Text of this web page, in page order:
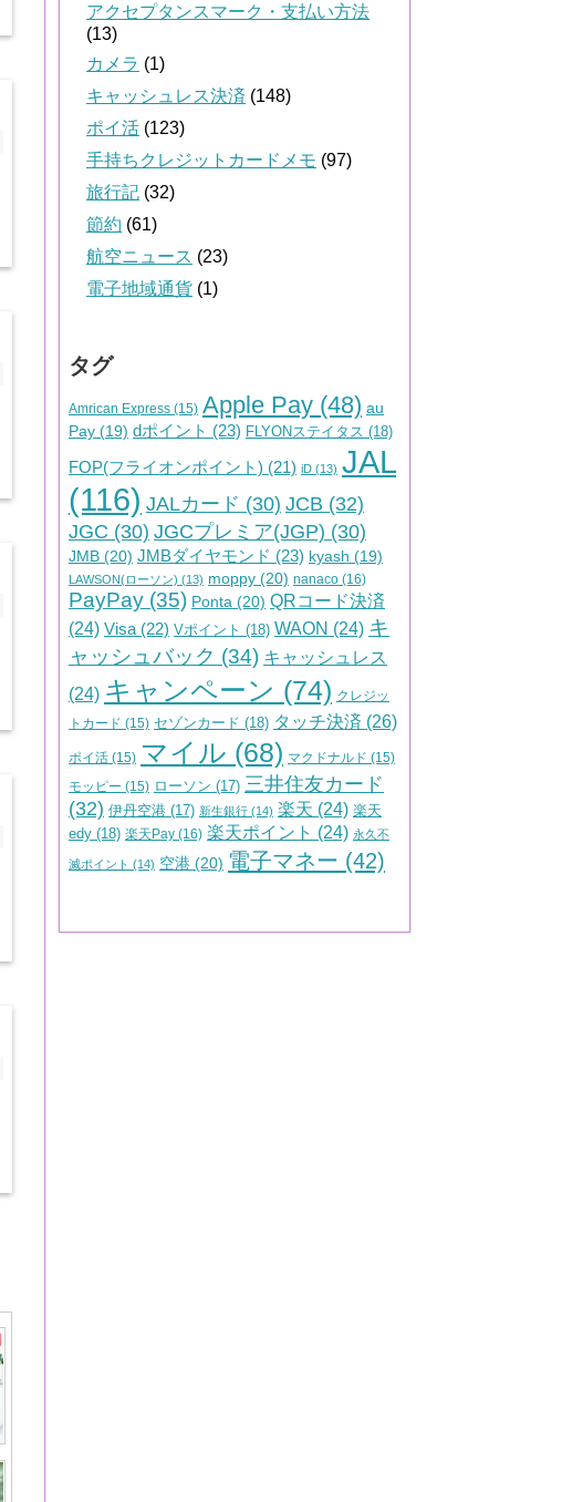
アクセプタンスマーク・支払い方法
(13)
カメラ (1)
キャッシュレス決済 (148)
ポイ活 (123)
手持ちクレジットカードメモ (97)
旅行記 (32)
節約 (61)
航空ニュース (23)
電子地域通貨 (1)
タグ
Amrican Express (15) Apple Pay (48) au
Pay (19) dポイント (23) FLYONステイタス (18)
FOP(フライオンポイント) (21) iD (13) JAL
(116) JALカード (30) JCB (32)
JGC (30) JGCプレミア(JGP) (30)
JMB (20) JMBダイヤモンド (23) kyash (19)
LAWSON(ローソン) (13) moppy (20) nanaco (16)
PayPay (35) Ponta (20) QRコード決済
(24) Visa (22) Vポイント (18) WAON (24) キ
ャッシュバック (34) キャッシュレス
(24) キャンペーン (74) クレジッ
トカード (15) セゾンカード (18) タッチ決済 (26)
ポイ活 (15) マイル (68) マクドナルド (15)
モッピー (15) ローソン (17) 三井住友カード
(32) 伊丹空港 (17) 新生銀行 (14) 楽天 (24) 楽天
edy (18) 楽天Pay (16) 楽天ポイント (24) 永久不
滅ポイント (14) 空港 (20) 電子マネー (42)